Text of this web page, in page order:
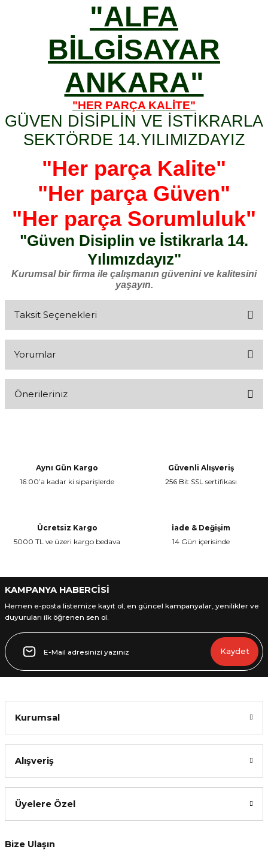
"ALFA
BİLGİSAYAR
ANKARA"
"HER PARÇA KALİTE"
GÜVEN DİSİPLİN VE İSTİKRARLA
SEKTÖRDE 14.YILIMIZDAYIZ
"Her parça Kalite"
"Her parça Güven"
"Her parça Sorumluluk"
"Güven Disiplin ve İstikrarla 14.
Yılımızdayız"
Kurumsal bir firma ile çalışmanın güvenini ve kalitesini
yaşayın.
Taksit Seçenekleri
Yorumlar
Önerileriniz
Ürün resmi kalitesiz, bozuk veya görüntülenemiyor.
Gönder
Aynı Gün Kargo
16:00’a kadar ki siparişlerde
Güvenli Alışveriş
256 Bit SSL sertifikası
Ücretsiz Kargo
5000 TL ve üzeri kargo bedava
İade & Değişim
14 Gün içerisinde
KAMPANYA HABERCİSİ
Hemen e-posta listemize kayıt ol, en güncel kampanyalar, yenilikler ve
duyuruları ilk öğrenen sen ol.
Kaydet
Kurumsal
Alışveriş
Üyelere Özel
Bize Ulaşın